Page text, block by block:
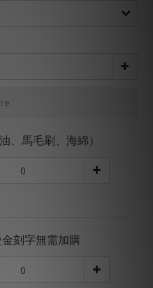
、馬毛刷、海綿）
金刻字無需加購